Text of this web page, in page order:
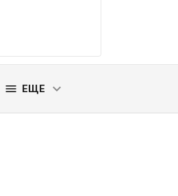
 ЕЩЕ